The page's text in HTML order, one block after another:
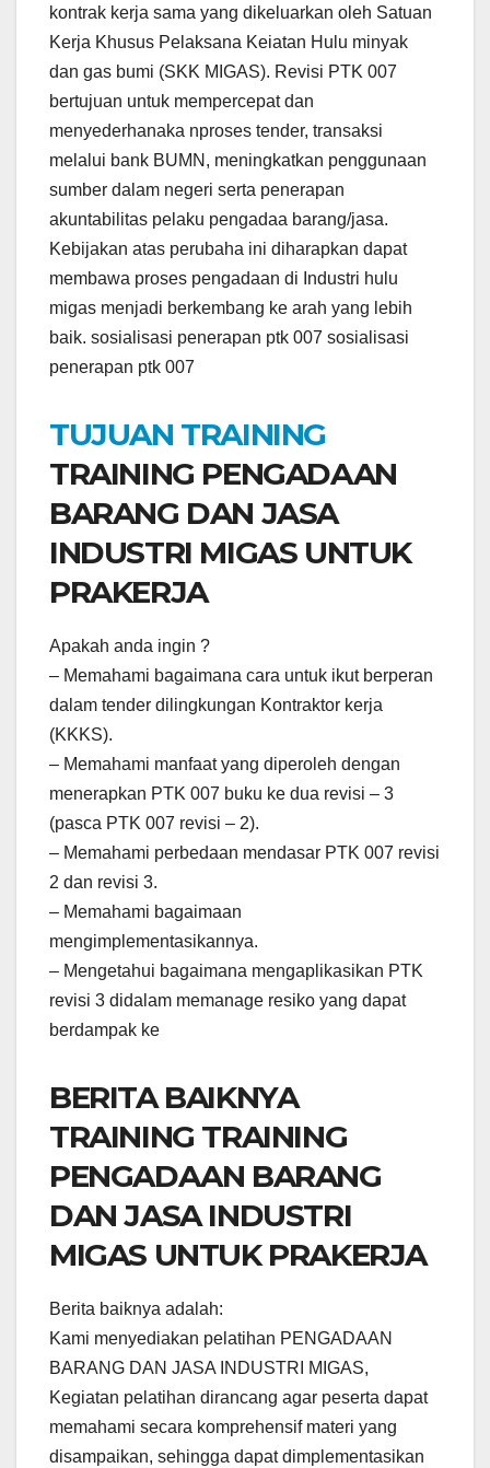
kontrak kerja sama yang dikeluarkan oleh Satuan
Kerja Khusus Pelaksana Keiatan Hulu minyak
dan gas bumi (SKK MIGAS). Revisi PTK 007
bertujuan untuk mempercepat dan
menyederhanaka nproses tender, transaksi
melalui bank BUMN, meningkatkan penggunaan
sumber dalam negeri serta penerapan
akuntabilitas pelaku pengadaa barang/jasa.
Kebijakan atas perubaha ini diharapkan dapat
membawa proses pengadaan di Industri hulu
migas menjadi berkembang ke arah yang lebih
baik. sosialisasi penerapan ptk 007 sosialisasi
penerapan ptk 007
TUJUAN TRAINING
TRAINING PENGADAAN
BARANG DAN JASA
INDUSTRI MIGAS UNTUK
PRAKERJA
Apakah anda ingin ?
– Memahami bagaimana cara untuk ikut berperan
dalam tender dilingkungan Kontraktor kerja
(KKKS).
– Memahami manfaat yang diperoleh dengan
menerapkan PTK 007 buku ke dua revisi – 3
(pasca PTK 007 revisi – 2).
– Memahami perbedaan mendasar PTK 007 revisi
2 dan revisi 3.
– Memahami bagaimaan
mengimplementasikannya.
– Mengetahui bagaimana mengaplikasikan PTK
revisi 3 didalam memanage resiko yang dapat
berdampak ke
BERITA BAIKNYA
TRAINING TRAINING
PENGADAAN BARANG
DAN JASA INDUSTRI
MIGAS UNTUK PRAKERJA
Berita baiknya adalah:
Kami menyediakan pelatihan PENGADAAN
BARANG DAN JASA INDUSTRI MIGAS,
Kegiatan pelatihan dirancang agar peserta dapat
memahami secara komprehensif materi yang
disampaikan, sehingga dapat dimplementasikan